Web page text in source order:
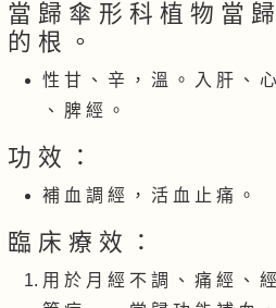
當 歸 傘 形 科 植 物 當 歸
的 根 。
性 甘 、 辛 ， 溫 。 入 肝 、 心
、 脾 經 。
功 效 ：
補 血 調 經 ， 活 血 止 痛 。
臨 床 療 效 ：
用 於 月 經 不 調 、 痛 經 、